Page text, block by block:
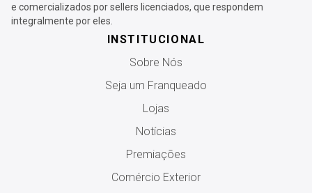
e comercializados por sellers licenciados, que respondem
integralmente por eles.
INSTITUCIONAL
Sobre Nós
Seja um Franqueado
Lojas
Notícias
Premiações
Comércio Exterior